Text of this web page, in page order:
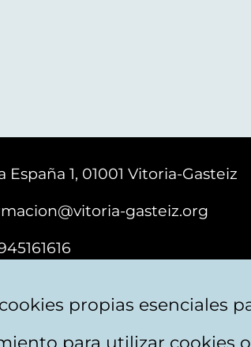
España 1, 01001 Vitoria-Gasteiz
gasteiz.org
propias esenciales
para utilizar cookies